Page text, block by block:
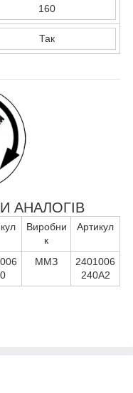
160
Так
АНАЛОГІВ
Виробни
к
Артикул
ММЗ
2401006
240А2